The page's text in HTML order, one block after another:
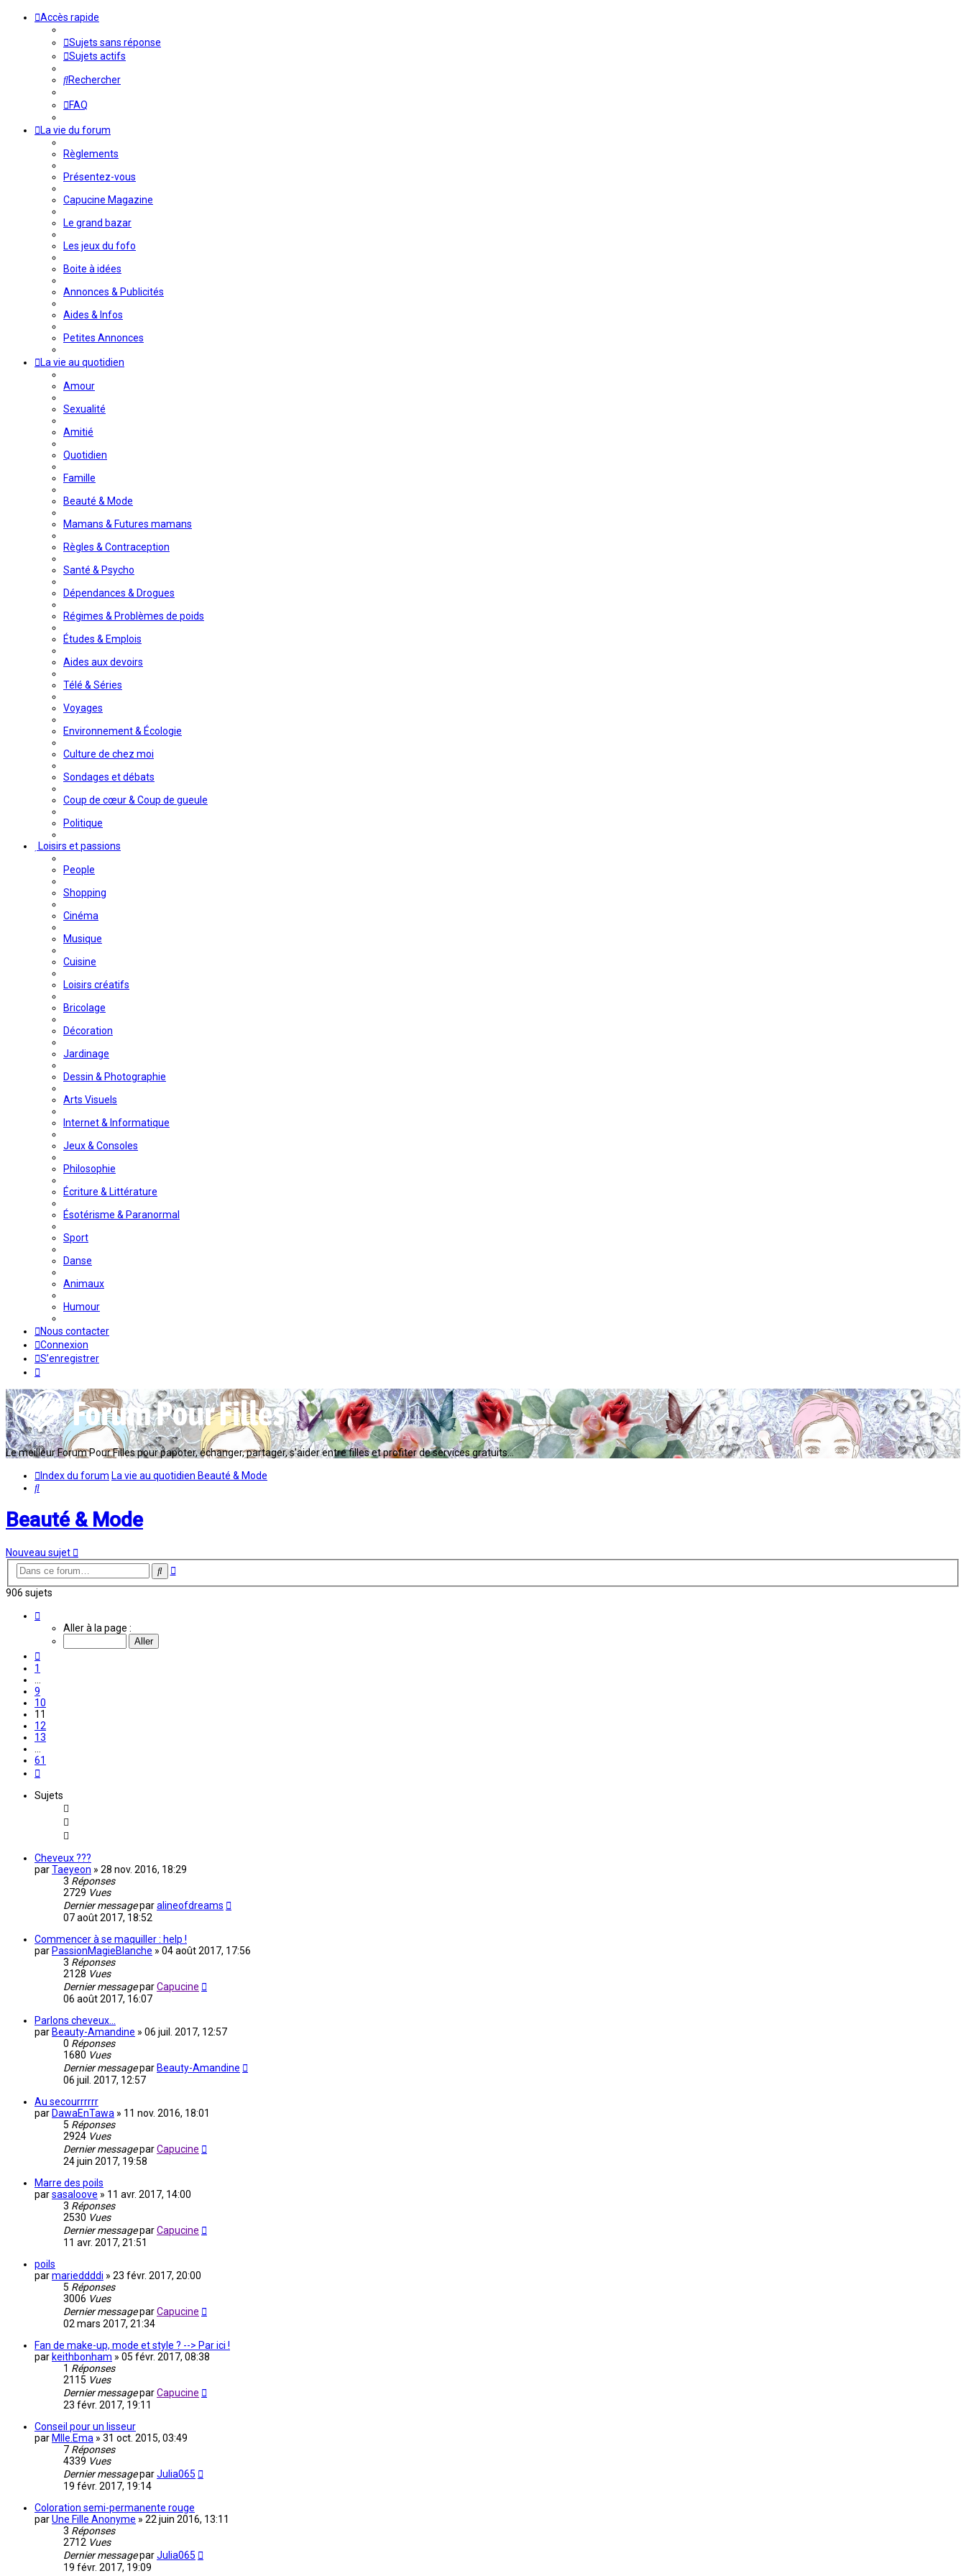
Accès rapide
Sujets sans réponse
Sujets actifs
Rechercher
FAQ
La vie du forum
Règlements
Présentez-vous
Capucine Magazine
Le grand bazar
Les jeux du fofo
Boite à idées
Annonces & Publicités
Aides & Infos
Petites Annonces
La vie au quotidien
Amour
Sexualité
Amitié
Quotidien
Famille
Beauté & Mode
Mamans & Futures mamans
Règles & Contraception
Santé & Psycho
Dépendances & Drogues
Régimes & Problèmes de poids
Études & Emplois
Aides aux devoirs
Télé & Séries
Voyages
Environnement & Écologie
Culture de chez moi
Sondages et débats
Coup de cœur & Coup de gueule
Politique
Loisirs et passions
People
Shopping
Cinéma
Musique
Cuisine
Loisirs créatifs
Bricolage
Décoration
Jardinage
Dessin & Photographie
Arts Visuels
Internet & Informatique
Jeux & Consoles
Philosophie
Écriture & Littérature
Ésotérisme & Paranormal
Sport
Danse
Animaux
Humour
Nous contacter
Connexion
S’enregistrer
Le meilleur Forum Pour Filles pour papoter, échanger, partager, s'aider entre filles et profiter de services gratuits...
Index du forum La vie au quotidien Beauté & Mode
Rechercher
Beauté & Mode
Nouveau sujet
Rechercher
Recherche
906 sujets
Aller à la page :
1
9
10
11
12
13
61
Sujets
Cheveux ???
parTaeyeon » 28 nov. 2016, 18:29
3 Réponses
2729 Vues
Dernier messageparalineofdreams
07 août 2017, 18:52
Commencer à se maquiller : help !
par PassionMagieBlanche » 04 août 2017, 17:56
3 Réponses
2128 Vues
Dernier messageparCapucine
06 août 2017, 16:07
Parlons cheveux...
par Beauty-Amandine » 06 juil. 2017, 12:57
0 Réponses
1680 Vues
Dernier messagepar Beauty-Amandine
06 juil. 2017, 12:57
Au secourrrrrr
par DawaEnTawa » 11 nov. 2016, 18:01
5 Réponses
2924 Vues
Dernier messageparCapucine
24 juin 2017, 19:58
Marre des poils
parsasaloove » 11 avr. 2017, 14:00
3 Réponses
2530 Vues
Dernier messageparCapucine
11 avr. 2017, 21:51
poils
parmarieddddi » 23 févr. 2017, 20:00
5 Réponses
3006 Vues
Dernier messageparCapucine
02 mars 2017, 21:34
Fan de make-up, mode et style ? --> Par ici !
par keithbonham » 05 févr. 2017, 08:38
1 Réponses
2115 Vues
Dernier messageparCapucine
23 févr. 2017, 19:11
Conseil pour un lisseur
par Mlle.Ema » 31 oct. 2015, 03:49
7 Réponses
4339 Vues
Dernier messageparJulia065
19 févr. 2017, 19:14
Coloration semi-permanente rouge
parUne Fille Anonyme » 22 juin 2016, 13:11
3 Réponses
2712 Vues
Dernier messageparJulia065
19 févr. 2017, 19:09